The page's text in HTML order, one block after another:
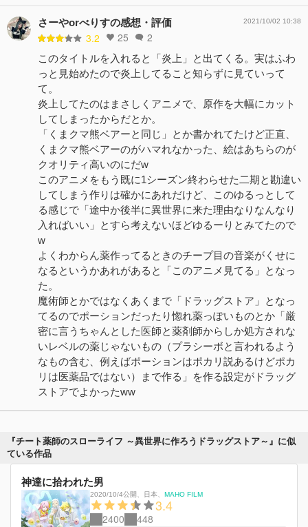
さーやorべりすの感想・評価
3.2 25 2
2021/10/02 10:38
このタイトルを入れると「炎上」と出てくる。実はふわ
っと見始めたので炎上してること知らずに見ていって
て。
炎上してたのはまさしくアニメで、原作を大幅にカット
してしまったからだとか。
「くまクマ熊ベアーと同じ」とか書かれてたけど正直、
くまクマ熊ベアーのがハマれなかった、絵はあちらのが
クオリティ高いのにだw
このアニメをもう既に1シーズン終わらせた二期と勘違い
してしまう作りは確かにあれだけど、このゆるっとして
る感じで「途中か後半に異世界に来た理由なりなんなり
入ればいい」とすら考えないほどゆるーりとみてたので
w
よくわからん薬作ってるときのチープ目の音楽がくせに
なるというかあれがあると「このアニメ見てる」となっ
た。
魔術師とかではなくあくまで「ドラッグストア」となっ
てるのでポーションだったり惚れ薬っぽいものとか「厳
密に言うちゃんとした医師と薬剤師からしか処方されな
いレベルの薬じゃないもの（プラシーボと言われるよう
なもの含む、例えばポーションはポカリ説あるけどポカ
リは医薬品ではない）まで作る」を作る設定がドラッグ
ストアでよかったww
『チート薬師のスローライフ ～異世界に作ろうドラッグストア～』に似
ている作品
神達に拾われた男
2020/10/4公開 日本 MAHO FILM
3.4
2400 448